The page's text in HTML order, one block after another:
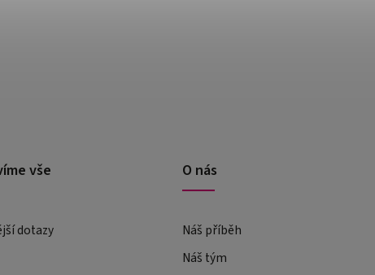
vše
dotazy
O nás
Náš příběh
Náš tým